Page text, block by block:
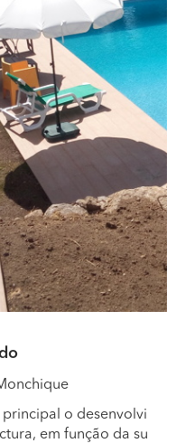
o desenvolvi
em função da su